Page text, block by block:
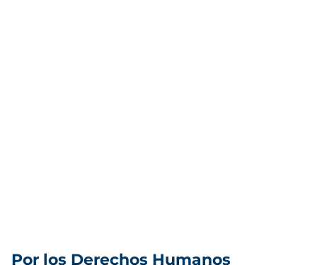
Por los Derechos Humanos